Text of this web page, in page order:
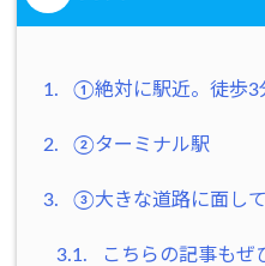
1. ①絶対に駅近。徒歩3
2. ②ターミナル駅
3. ③大きな道路に面し
3.1. こちらの記事もぜ